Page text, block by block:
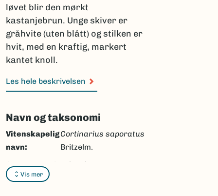
løvet blir den mørkt
kastanjebrun. Unge skiver er
gråhvite (uten blått) og stilken er
hvit, med en kraftig, markert
kantet knoll.
Les hele beskrivelsen
Navn og taksonomi
Vis mer
Vitenskapelig
navn:
Cortinarius saporatus
Britzelm.
Synonymer:
Cortinarius